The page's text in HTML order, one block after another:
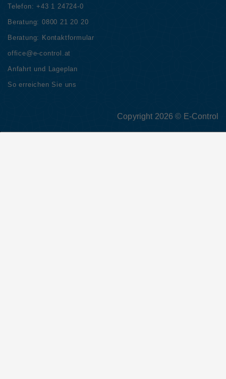
Telefon:+43 1 24724-0
Beratung: 0800 21 20 20
Beratung: Kontaktformular
office@e-control.at
Anfahrt und Lageplan
So erreichen Sie uns
Copyright 2026 © E-Control